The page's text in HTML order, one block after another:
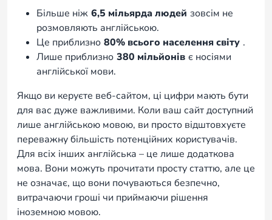
Більше ніж 6,5 мільярда людей зовсім не
розмовляють англійською.
Це приблизно 80% всього населення світу .
Лише приблизно 380 мільйонів є носіями
англійської мови.
Якщо ви керуєте веб-сайтом, ці цифри мають бути
для вас дуже важливими. Коли ваш сайт доступний
лише англійською мовою, ви просто відштовхуєте
переважну більшість потенційних користувачів.
Для всіх інших англійська – це лише додаткова
мова. Вони можуть прочитати просту статтю, але це
не означає, що вони почуваються безпечно,
витрачаючи гроші чи приймаючи рішення
іноземною мовою.